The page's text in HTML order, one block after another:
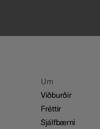
Um
Viðburðir
Fréttir
Sjálfbærni